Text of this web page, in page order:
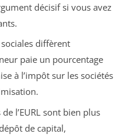
décisif si vous avez
diffèrent
paie un pourcentage
à l’impôt sur les sociétés
l’EURL sont bien plus
de capital,